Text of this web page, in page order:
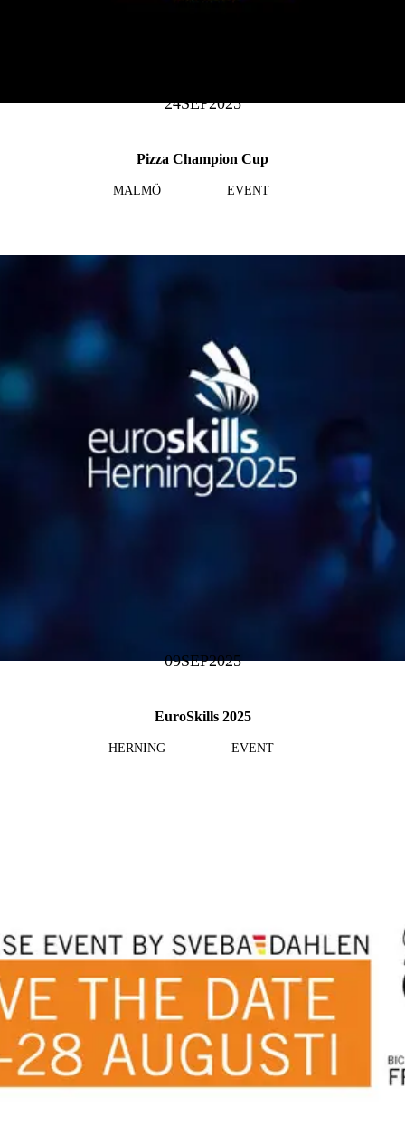
24SEP2025
Pizza Champion Cup
MALMÖ EVENT
09SEP2025
EuroSkills 2025
HERNING EVENT